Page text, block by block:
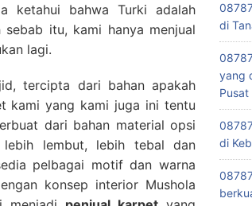
ketahui bahwa Turki adalah
itu, kami hanya menjual
lagi.
tercipta dari bahan apakah
kami yang kami juga ini tentu
dari bahan material opsi
lebih lembut, lebih tebal dan
pelbagai motif dan warna
konsep interior Mushola
di
yang
Pusat
di